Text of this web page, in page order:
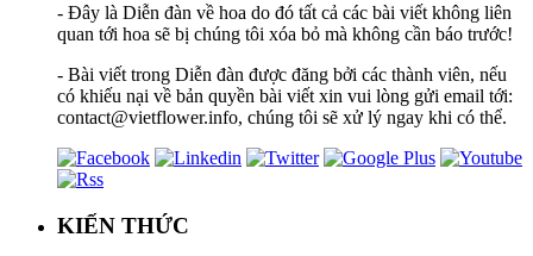
- Đây là Diễn đàn về hoa do đó tất cả các bài viết không liên
quan tới hoa sẽ bị chúng tôi xóa bỏ mà không cần báo trước!
- Bài viết trong Diễn đàn được đăng bởi các thành viên, nếu
có khiếu nại về bản quyền bài viết xin vui lòng gửi email tới:
contact@vietflower.info, chúng tôi sẽ xử lý ngay khi có thể.
KIẾN THỨC